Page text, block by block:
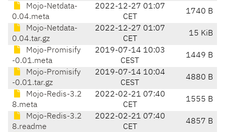
Mojo-Netdata-
0.04.meta
2022-12-27 01:07
CET
1740 B
Mojo-Netdata-
0.04.tar.gz
2022-12-27 01:07
CET
15 KiB
Mojo-Promisify
-0.01.meta
2019-07-14 10:03
CEST
1449 B
Mojo-Promisify
-0.01.tar.gz
2019-07-14 10:04
CEST
4880 B
Mojo-Redis-3.2
8.meta
2022-02-21 07:40
CET
1555 B
Mojo-Redis-3.2
8.readme
2022-02-21 07:40
CET
4857 B